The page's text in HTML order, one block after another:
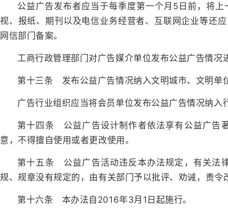
公益广告发布者应当于每季度第一个月5日前，将
视、报纸、期刊以及电信业务经营者、互联网企业等还
网信部门备案。
工商行政管理部门对广告媒介单位发布公益广告情
第十三条 发布公益广告情况纳入文明城市、文明单
广告行业组织应当将会员单位发布公益广告情况纳入
第十四条 公益广告设计制作者依法享有公益广告
意，不得擅自使用或者更改使用。
第十五条 公益广告活动违反本办法规定，有关法
规、规章没有规定的，由有关部门予以批评、劝诫，责令
第十六条 本办法自2016年3月1日起施行。